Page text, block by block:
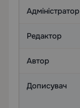
Адміністратор
Редактор
Автор
Дописувач